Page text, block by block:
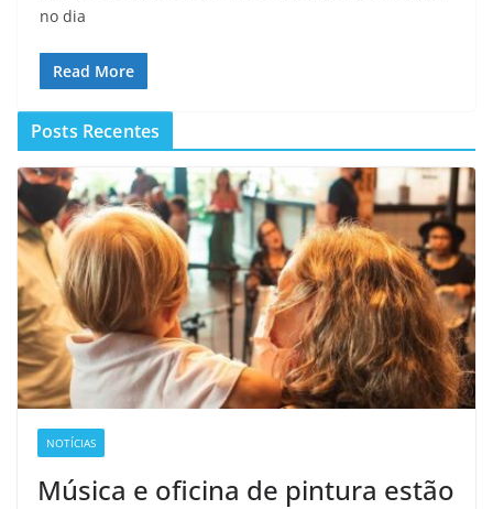
no dia
Read More
Posts Recentes
NOTÍCIAS
Música e oficina de pintura estão